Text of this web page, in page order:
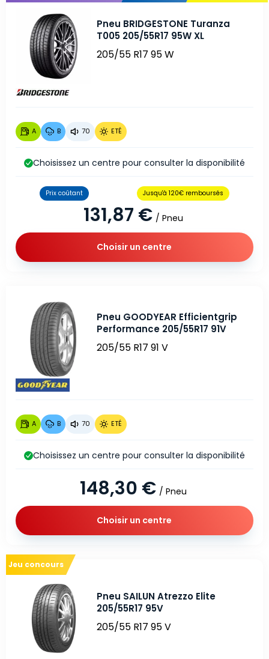
Pneu BRIDGESTONE Turanza
T005 205/55R17 95W XL
205/55 R17 95 W
A B 70 ETÉ
131,87 € / Pneu
Prix coûtant Jusqu'à 120€ remboursés
Choisissez un centre pour consulter la disponibilité
Choisir un centre
Pneu GOODYEAR Efficientgrip
Performance 205/55R17 91V
205/55 R17 91 V
A B 70 ETÉ
148,30 € / Pneu
Choisissez un centre pour consulter la disponibilité
Choisir un centre
Jeu concours
Pneu SAILUN Atrezzo Elite
205/55R17 95V
205/55 R17 95 V